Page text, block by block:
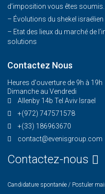
d’imposition vous êtes soumis.
– Évolutions du shekel israélien
– Etat des lieux du marché de
solutions
Contactez Nous
Heures d'ouverture de 9h à 19h
Dimanche au Vendredi
Allenby 14b Tel Aviv Israel
+(972) 747571578
+(33) 186963670
contact@evenisgroup.com
Contactez-nous
Candidature spontanée / Postuler